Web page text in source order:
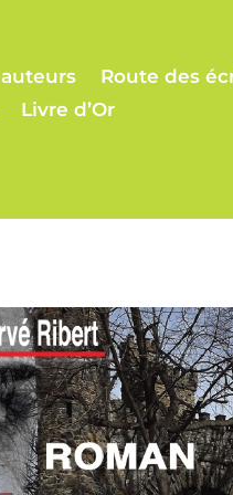
Route des
Livre d’Or